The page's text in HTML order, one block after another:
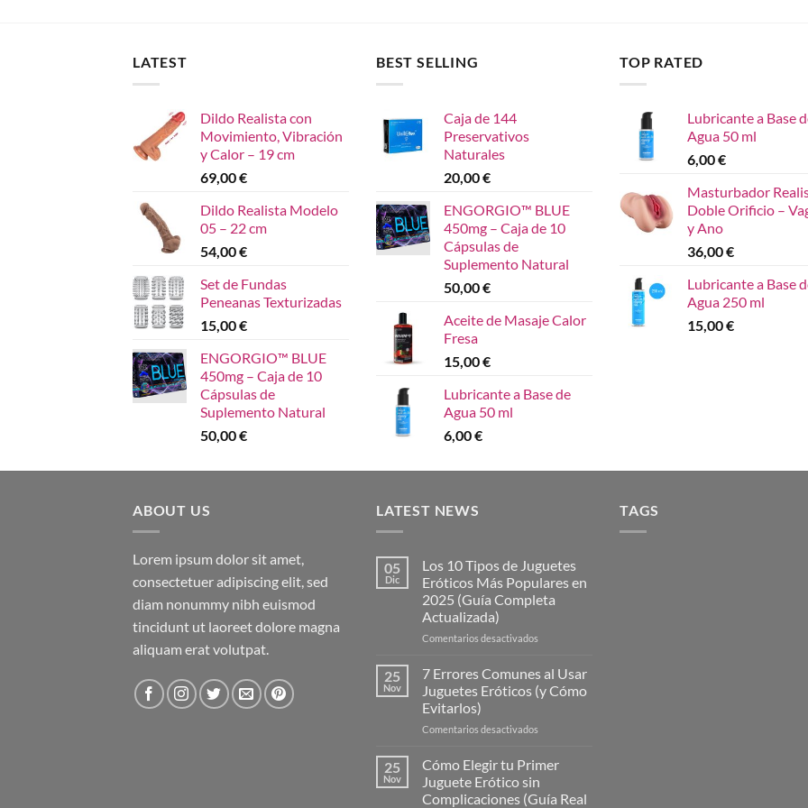
LATEST
Dildo Realista con
Movimiento, Vibración
y Calor – 19 cm
69,00€
Dildo Realista Modelo
05 – 22 cm
54,00€
Set de Fundas
Peneanas Texturizadas
15,00€
ENGORGIO™ BLUE
450mg – Caja de 10
Cápsulas de
Suplemento Natural
50,00€
BEST SELLING
Caja de 144
Preservativos
Naturales
20,00€
ENGORGIO™ BLUE
450mg – Caja de 10
Cápsulas de
Suplemento Natural
50,00€
Aceite de Masaje Calor
Fresa
15,00€
Lubricante a Base de
Agua 50 ml
6,00€
TOP RATED
Lubricante a Base
Agua 50 ml
6,00€
Masturbador
Doble Orificio –
y Ano
36,00€
Lubricante a Base
Agua 250 ml
15,00€
ABOUT US
Lorem ipsum dolor sit amet,
consectetuer adipiscing elit, sed
diam nonummy nibh euismod
tincidunt ut laoreet dolore magna
aliquam erat volutpat.
LATEST NEWS
05
Dic
Los 10 Tipos de Juguetes
Eróticos Más Populares en
2025 (Guía Completa
Actualizada)
Comentarios desactivados
Tipos
de
2025
25
Nov
7 Errores Comunes al Usar
Juguetes Eróticos (y Cómo
Evitarlos)
Comentarios desactivados
al
Usar
25
Nov
Cómo Elegir tu Primer
Juguete Erótico sin
Complicaciones (Guía Real
TAGS